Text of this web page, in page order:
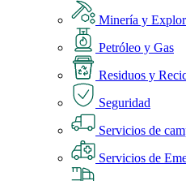
Minería y
Petróleo y Gas
Residuos y
Seguridad
Servicios de
Servicios de